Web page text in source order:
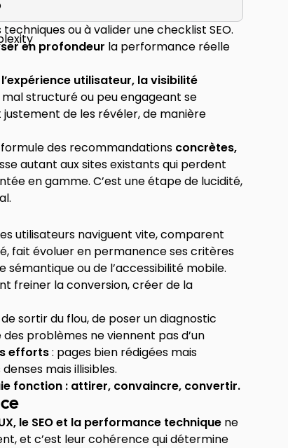
ou à valider une checklist SEO.
en profondeur la performance réelle
l’expérience utilisateur, la visibilité
structuré ou peu engageant se
de les révéler, de manière
des recommandations concrètes,
autant aux sites existants qui perdent
en gamme. C’est une étape de lucidité,
utilisateurs naviguent vite, comparent
fait évoluer en permanence ses critères
ou de l’accessibilité mobile.
freiner la conversion, créer de la
sortir du flou, de poser un diagnostic
des problèmes ne viennent pas d’un
efforts: pages bien rédigées mais
mais illisibles.
fonction : attirer, convaincre, convertir.
le SEO et la performance technique ne
et c’est leur cohérence qui détermine